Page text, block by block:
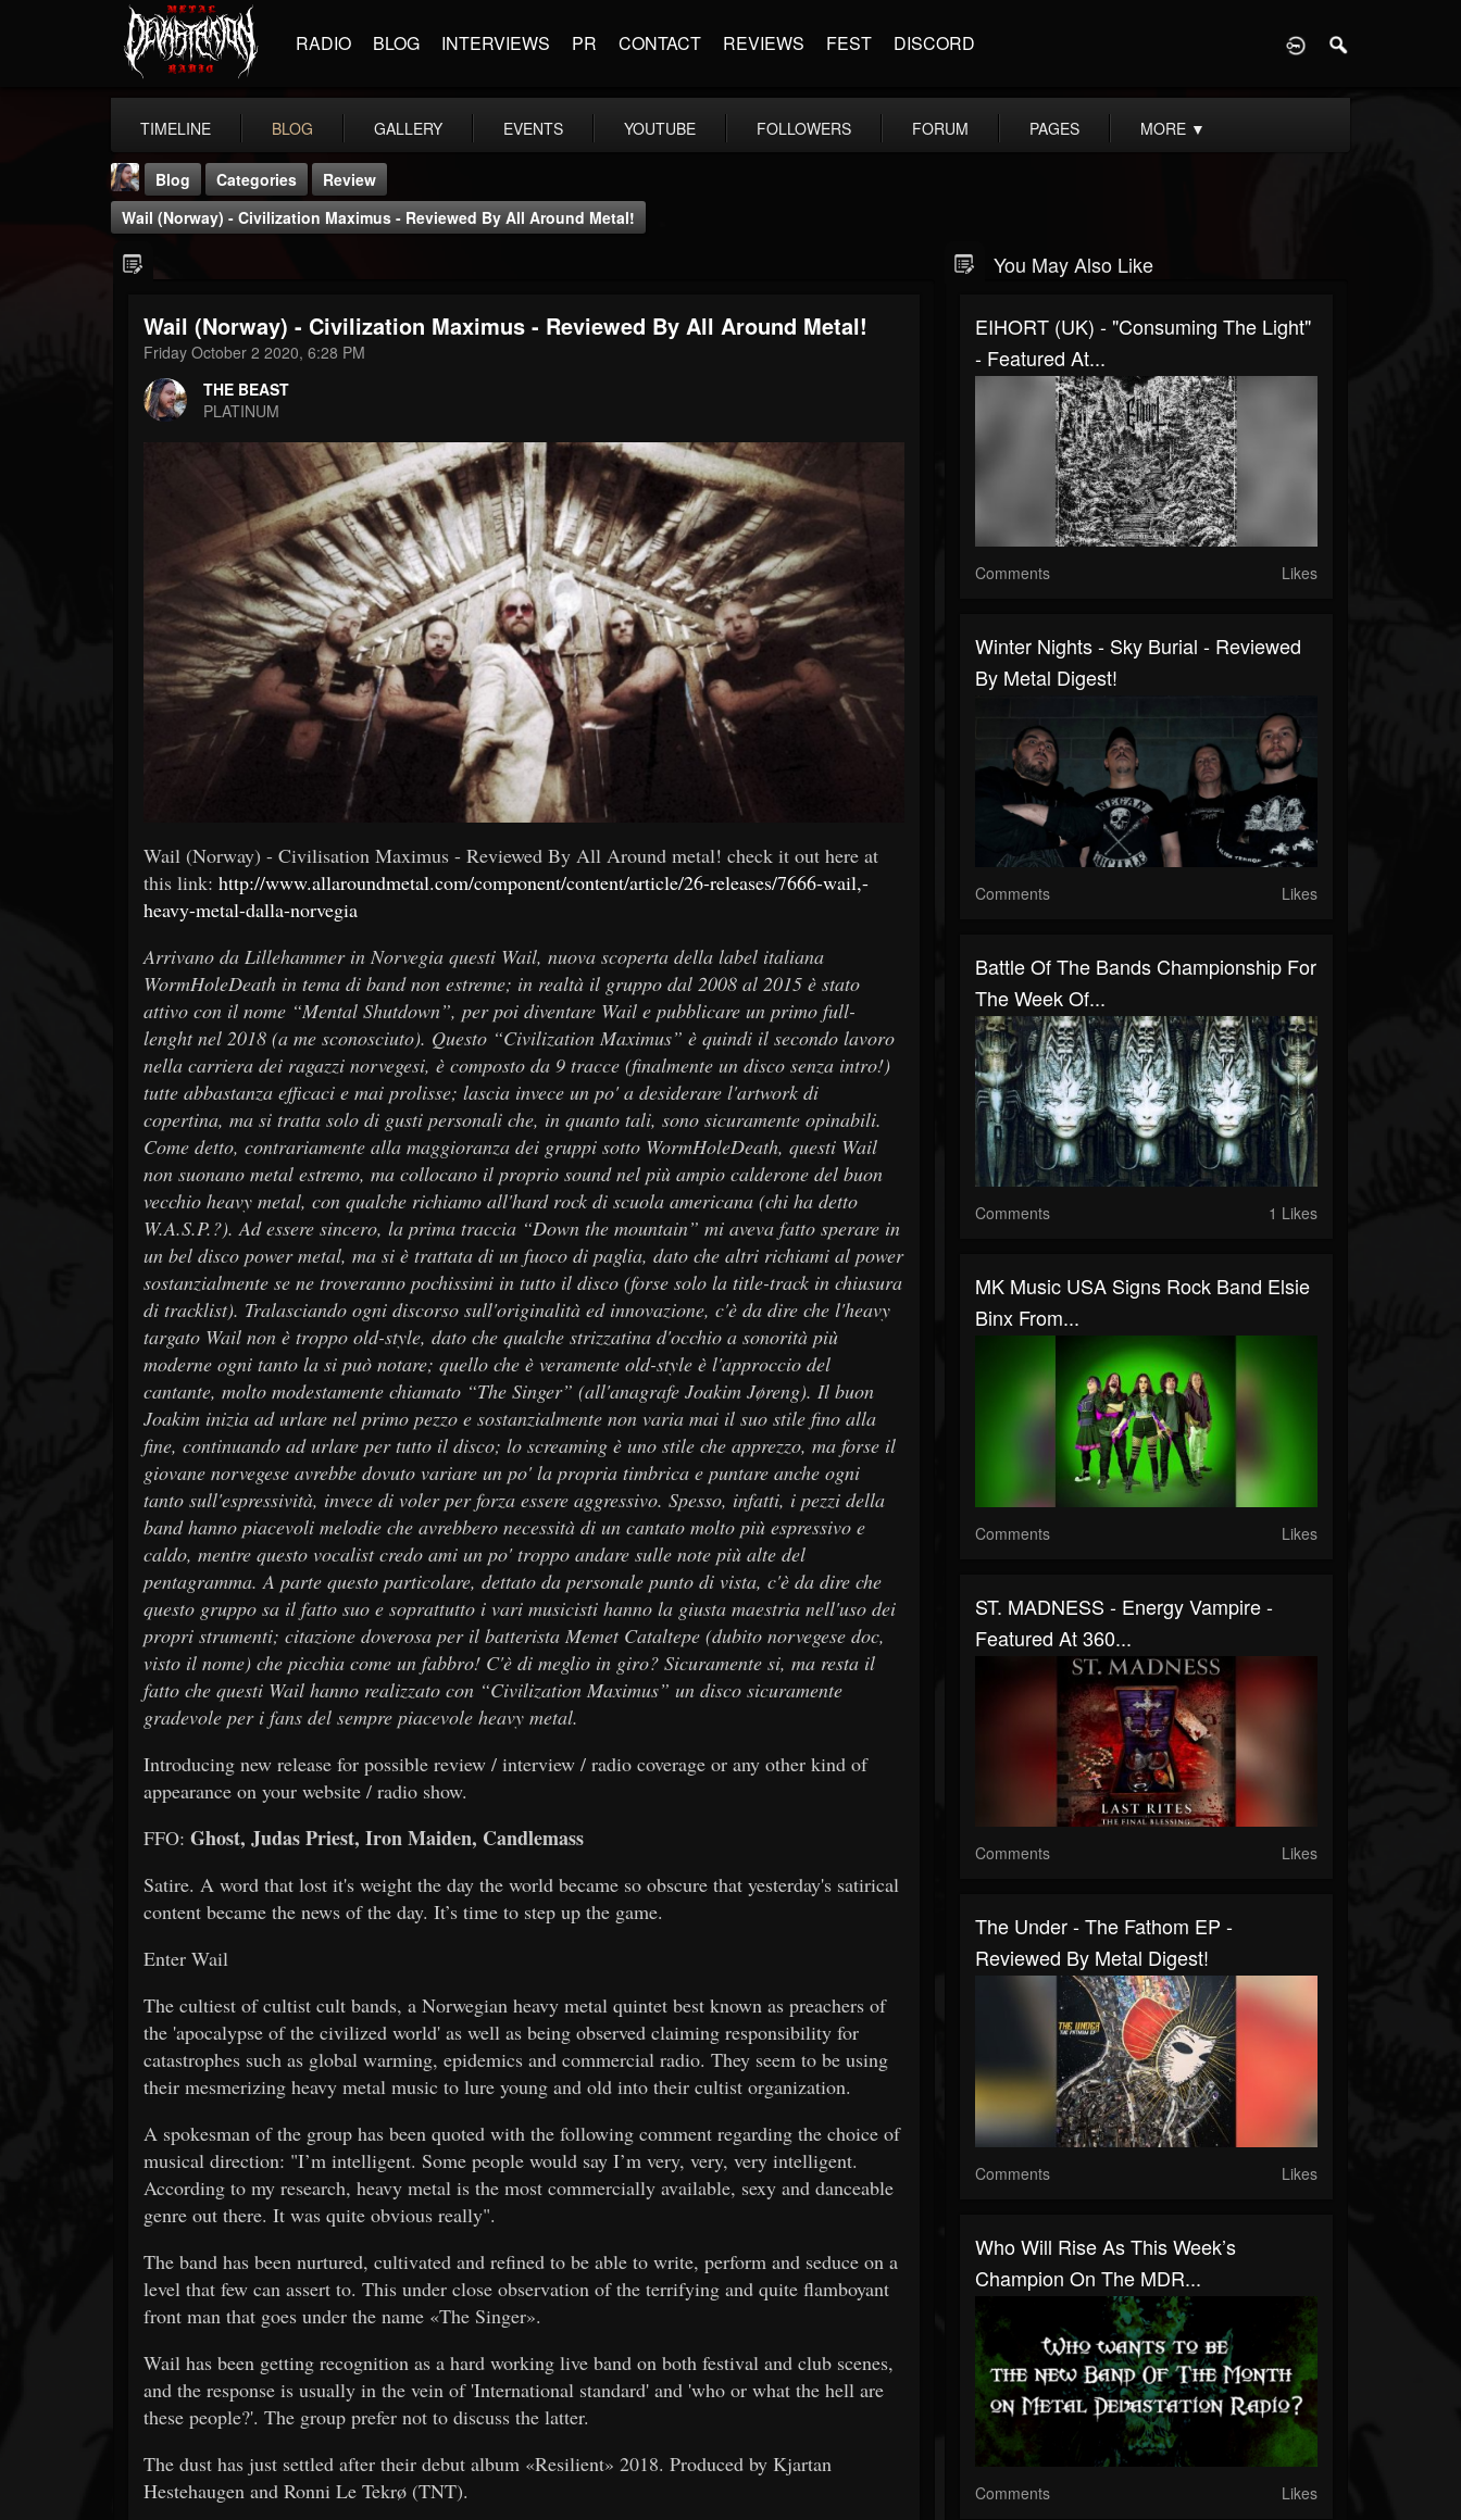
RADIO BLOG INTERVIEWS PR CONTACT REVIEWS FEST DISCORD
TIMELINE BLOG GALLERY EVENTS YOUTUBE FOLLOWERS FORUM PAGES MORE ▼
THE BEAST
FOLLOWERS
203493
FOLLOWING
Blog Categories
Review
Wail (Norway) - Civilization Maximus - Reviewed By All Around Metal!
Wail (Norway) - Civilization Maximus - Reviewed By All Around Metal!
Friday October 2 2020, 6:28 PM
THE BEAST
PLATINUM
Wail (Norway) - Civilisation Maximus - Reviewed By All Around metal! check it out here at
this link: http://www.allaroundmetal.com/component/content/article/26-releases/7666-wail,-
heavy-metal-dalla-norvegia
Arrivano da Lillehammer in Norvegia questi Wail, nuova scoperta della label italiana
WormHoleDeath in tema di band non estreme; in realtà il gruppo dal 2008 al 2015 è stato
attivo con il nome “Mental Shutdown”, per poi diventare Wail e pubblicare un primo full-
lenght nel 2018 (a me sconosciuto). Questo “Civilization Maximus” è quindi il secondo lavoro
nella carriera dei ragazzi norvegesi, è composto da 9 tracce (finalmente un disco senza intro!)
tutte abbastanza efficaci e mai prolisse; lascia invece un po' a desiderare l'artwork di
copertina, ma si tratta solo di gusti personali che, in quanto tali, sono sicuramente opinabili.
Come detto, contrariamente alla maggioranza dei gruppi sotto WormHoleDeath, questi Wail
non suonano metal estremo, ma collocano il proprio sound nel più ampio calderone del buon
vecchio heavy metal, con qualche richiamo all'hard rock di scuola americana (chi ha detto
W.A.S.P.?). Ad essere sincero, la prima traccia “Down the mountain” mi aveva fatto sperare in
un bel disco power metal, ma si è trattata di un fuoco di paglia, dato che altri richiami al power
sostanzialmente se ne troveranno pochissimi in tutto il disco (forse solo la title-track in chiusura
di tracklist). Tralasciando ogni discorso sull'originalità ed innovazione, c'è da dire che l'heavy
targato Wail non è troppo old-style, dato che qualche strizzatina d'occhio a sonorità più
moderne ogni tanto la si può notare; quello che è veramente old-style è l'approccio del
cantante, molto modestamente chiamato “The Singer” (all'anagrafe Joakim Jøreng). Il buon
Joakim inizia ad urlare nel primo pezzo e sostanzialmente non varia mai il suo stile fino alla
fine, continuando ad urlare per tutto il disco; lo screaming è uno stile che apprezzo, ma forse il
giovane norvegese avrebbe dovuto variare un po' la propria timbrica e puntare anche ogni
tanto sull'espressività, invece di voler per forza essere aggressivo. Spesso, infatti, i pezzi della
band hanno piacevoli melodie che avrebbero necessità di un cantato molto più espressivo e
caldo, mentre questo vocalist credo ami un po' troppo andare sulle note più alte del
pentagramma. A parte questo particolare, dettato da personale punto di vista, c'è da dire che
questo gruppo sa il fatto suo e soprattutto i vari musicisti hanno la giusta maestria nell'uso dei
propri strumenti; citazione doverosa per il batterista Memet Cataltepe (dubito norvegese doc,
visto il nome) che picchia come un fabbro! C'è di meglio in giro? Sicuramente si, ma resta il
fatto che questi Wail hanno realizzato con “Civilization Maximus” un disco sicuramente
gradevole per i fans del sempre piacevole heavy metal.
Introducing new release for possible review / interview / radio coverage or any other kind of
appearance on your website / radio show.
FFO: Ghost, Judas Priest, Iron Maiden, Candlemass
Satire. A word that lost it's weight the day the world became so obscure that yesterday's satirical
content became the news of the day. It’s time to step up the game.
Enter Wail
The cultiest of cultist cult bands, a Norwegian heavy metal quintet best known as preachers of
the 'apocalypse of the civilized world' as well as being observed claiming responsibility for
catastrophes such as global warming, epidemics and commercial radio. They seem to be using
their mesmerizing heavy metal music to lure young and old into their cultist organization.
A spokesman of the group has been quoted with the following comment regarding the choice of
musical direction: "I’m intelligent. Some people would say I’m very, very, very intelligent.
According to my research, heavy metal is the most commercially available, sexy and danceable
genre out there. It was quite obvious really".
The band has been nurtured, cultivated and refined to be able to write, perform and seduce on a
level that few can assert to. This under close observation of the terrifying and quite flamboyant
front man that goes under the name «The Singer».
Wail has been getting recognition as a hard working live band on both festival and club scenes,
and the response is usually in the vein of 'International standard' and 'who or what the hell are
these people?'. The group prefer not to discuss the latter.
The dust has just settled after their debut album «Resilient» 2018. Produced by Kjartan
Hestehaugen and Ronni Le Tekrø (TNT).
You May Also Like
EIHORT (UK) - "Consuming The Light"
- Featured At...
Comments Likes
Winter Nights - Sky Burial - Reviewed
By Metal Digest!
Comments Likes
Battle Of The Bands Championship For
The Week Of...
Comments 1 Likes
MK Music USA Signs Rock Band Elsie
Binx From...
Comments Likes
ST. MADNESS - Energy Vampire -
Featured At 360...
Comments Likes
The Under - The Fathom EP -
Reviewed By Metal Digest!
Comments Likes
Who Will Rise As This Week’s
Champion On The MDR...
Comments Likes